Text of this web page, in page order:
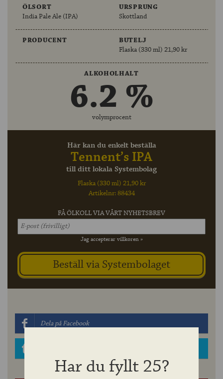
ÖLSORT
India Pale Ale (IPA)
URSPRUNG
Skottland
PRODUCENT
BUTELJ
Flaska (330 ml) 21,90 kr
ALKOHOLHALT
6.2 %
volymprocent
Här kan du enkelt beställa
Tennent’s IPA
till ditt lokala Systembolag
Flaska (330 ml) 21,90 kr
Artikelnr: 88434
FÅ ÖLKOLL VIA VÅRT NYHETSBREV
Jag accepterar villkoren »
Dela på Facebook
Har du fyllt 25?